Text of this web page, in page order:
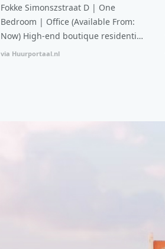
Fokke Simonszstraat D | One
Bedroom | Office (Available From:
Now) High-end boutique residential
complex in De Pijp feautring an
via Huurportaal.nl